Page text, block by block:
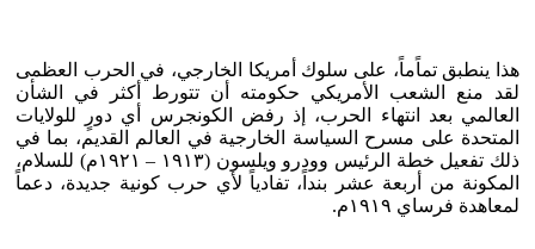
هذا ينطبق تماًماً، على سلوك أمريكا الخارجي، في الحرب العظمى
لقد منع الشعب الأمريكي حكومته أن تتورط أكثر في الشأن
العالمي بعد انتهاء الحرب، إذ رفض الكونجرس أي دورٍ للولايات
المتحدة على مسرح السياسة الخارجية في العالم القديم، بما في
ذلك تفعيل خطة الرئيس وودرو ويلسون (١٩١٣ – ١٩٢١م) للسلام،
المكونة من أربعة عشر بنداً، تفادياً لأي حرب كونية جديدة، دعماً
لمعاهدة فرساي ١٩١٩م.